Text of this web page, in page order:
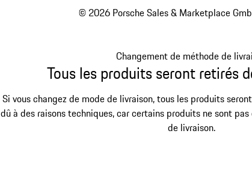
© 2026 Porsche Sales & Marketplace
Changement de méthode de
Tous les produits seront retirés
Si vous changez de mode de livraison, tous les produits
dû à des raisons techniques, car certains produits ne sont
de livraison.